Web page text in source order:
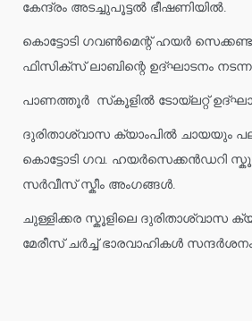
കേന്ദ്രം അടച്ചുപൂട്ടൽ ഭീഷണിയിൽ.
കൊട്ടോടി ഗവൺമെന്റ് ഹയർ
ഫിസിക്സ് ലാബിന്റെ ഉദ്ഘാടനം
പാണത്തൂർ സ്‌കൂളിൽ ടോയ്ലറ്റ്
ദുരിതാശ്വാസ ക്യാംപിൽ ചായയും
കൊട്ടോടി ഗവ. ഹയർസെക്കൻഡറി
സർവീസ് സ്കീം അംഗങ്ങൾ.
ചുള്ളിക്കര സ്കൂളിലെ ദുരിതാശ്വാസ
മേരീസ് ചർച്ച് ഭാരവാഹികൾ